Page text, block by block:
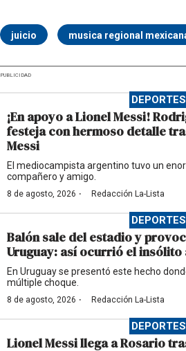
juicio musica regional
PUBLICIDAD
DEPORTES
¡En apoyo a Lionel Messi!
festeja con hermoso detalle
Messi
El mediocampista argentino tuvo un
compañero y amigo.
8 de agosto, 2026 · Redacción La-Lista
DEPORTES
Balón sale del estadio y
Uruguay: así ocurrió el insólito
En Uruguay se presentó este hecho
múltiple choque.
8 de agosto, 2026 · Redacción La-Lista
DEPORTES
Lionel Messi llega a Rosario